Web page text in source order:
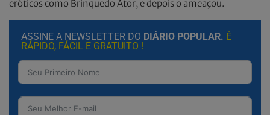
eróticos como Brinquedo Ator, e depois o ameaçou.
ASSINE A NEWSLETTER DO DIÁRIO POPULAR. É
RÁPIDO, FÁCIL E GRATUITO !